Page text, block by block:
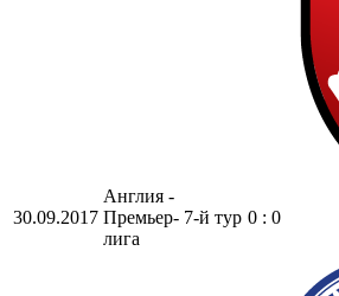
30.09.2017
Англия -
Премьер-
лига
7-й тур 0 : 0